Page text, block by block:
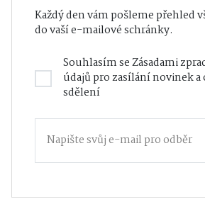
Každý den vám pošleme přehled
do vaší e-mailové schránky.
Souhlasím seZásadami
údajůpro zasílání novinek
sdělení